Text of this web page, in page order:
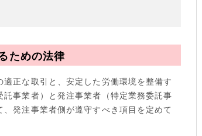
ための法律
正な取引と、安定した労働環境を整備す
事業者）と発注事業者（特定業務委託事
発注事業者側が遵守すべき項目を定めて